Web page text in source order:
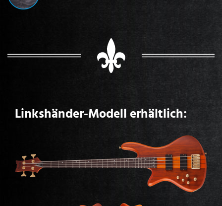
Linkshänder-Modell erhältlich: